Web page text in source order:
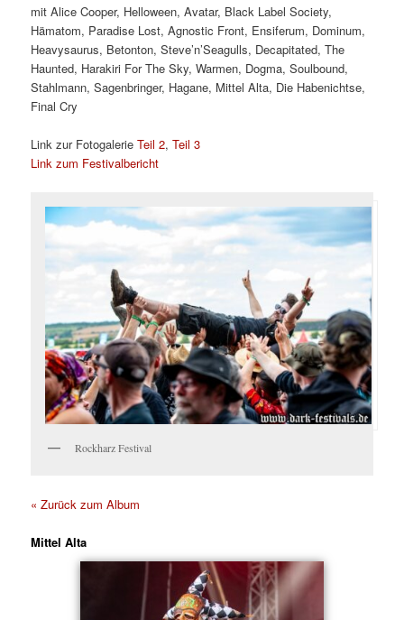
mit Alice Cooper, Helloween, Avatar, Black Label Society,
Hämatom, Paradise Lost, Agnostic Front, Ensiferum, Dominum,
Heavysaurus, Betonton, Steve’n’Seagulls, Decapitated, The
Haunted, Harakiri For The Sky, Warmen, Dogma, Soulbound,
Stahlmann, Sagenbringer, Hagane, Mittel Alta, Die Habenichtse,
Final Cry
Link zur FotogalerieTeil 2,Teil 3
Link zum Festivalbericht
Rockharz Festival
« Zurück zum Album
Mittel Alta